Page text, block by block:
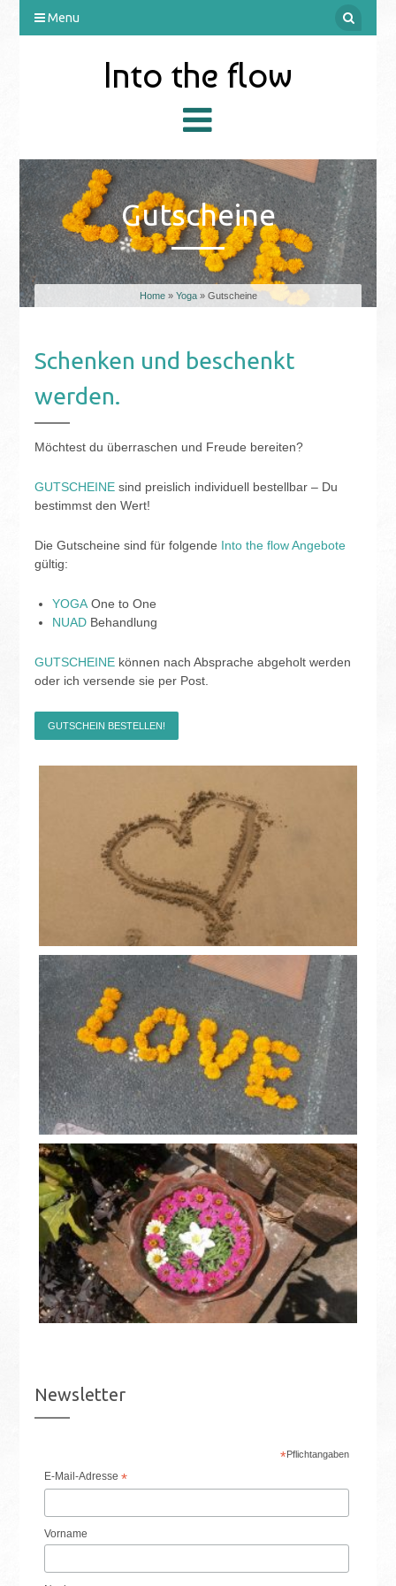
Menu
Into the flow
Gutscheine
Home» Yoga» Gutscheine
Schenken und beschenkt
werden.
Möchtest du überraschen und Freude bereiten?
GUTSCHEINEsind preislich individuell bestellbar – ­Du
bestimmst den Wert!
Die Gutscheine sind für folgende Into the flow Angebote
gültig:
YOGAOne to One
NUADBehandlung
GUTSCHEINEkönnen nach Absprache abgeholt werden
oder ich versende sie per Post.
GUTSCHEIN BESTELLEN!
Newsletter
*Pflichtangaben
E-Mail-Adresse *
Vorname